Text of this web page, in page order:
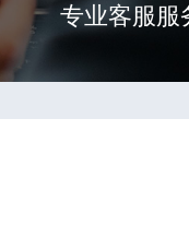
专业客服服